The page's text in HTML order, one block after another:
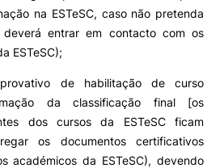
na ESTeSC, caso não pretenda
entrar em contacto com os
ESTeSC);
de habilitação de curso
da classificação final [os
dos cursos da ESTeSC ficam
os documentos certificativos
académicos da ESTeSC), devendo